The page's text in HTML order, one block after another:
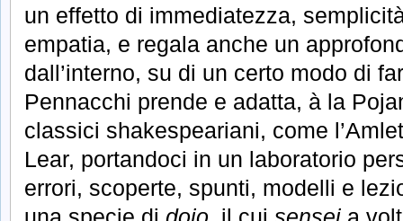
un effetto di immediatezza,
empatia, e regala anche un
dall’interno, su di un certo modo di
Pennacchi prende e adatta, à la
classici shakespeariani, come
Lear, portandoci in un laboratorio
errori, scoperte, spunti, modelli e